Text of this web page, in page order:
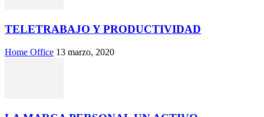
TELETRABAJO Y PRODUCTIVIDAD
Home Office 13 marzo, 2020